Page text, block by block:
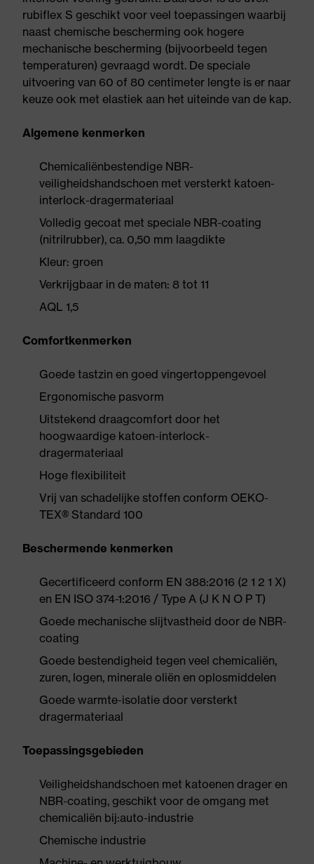
rubiflex S geschikt voor veel toepassingen waarbij
naast chemische bescherming ook hogere
mechanische bescherming (bijvoorbeeld tegen
temperaturen) gevraagd wordt. De speciale
uitvoering van 60 of 80 centimeter lengte is er naar
keuze ook met elastiek aan het uiteinde van de kap.
Algemene kenmerken
Chemicaliënbestendige NBR-
veiligheidshandschoen met versterkt katoen-
interlock-dragermateriaal
Volledig gecoat met speciale NBR-coating
(nitrilrubber), ca. 0,50 mm laagdikte
Kleur: groen
Verkrijgbaar in de maten: 8 tot 11
AQL 1,5
Comfortkenmerken
Goede tastzin en goed vingertoppengevoel
Ergonomische pasvorm
Uitstekend draagcomfort door het
hoogwaardige katoen-interlock-
dragermateriaal
Hoge flexibiliteit
Vrij van schadelijke stoffen conform OEKO-
TEX® Standard 100
Beschermende kenmerken
Gecertificeerd conform EN 388:2016 (2 1 2 1 X)
en EN ISO 374-1:2016 / Type A (J K N O P T)
Goede mechanische slijtvastheid door de NBR-
coating
Goede bestendigheid tegen veel chemicaliën,
zuren, logen, minerale oliën en oplosmiddelen
Goede warmte-isolatie door versterkt
dragermateriaal
Toepassingsgebieden
Veiligheidshandschoen met katoenen drager en
NBR-coating, geschikt voor de omgang met
chemicaliën bij:auto-industrie
Chemische industrie